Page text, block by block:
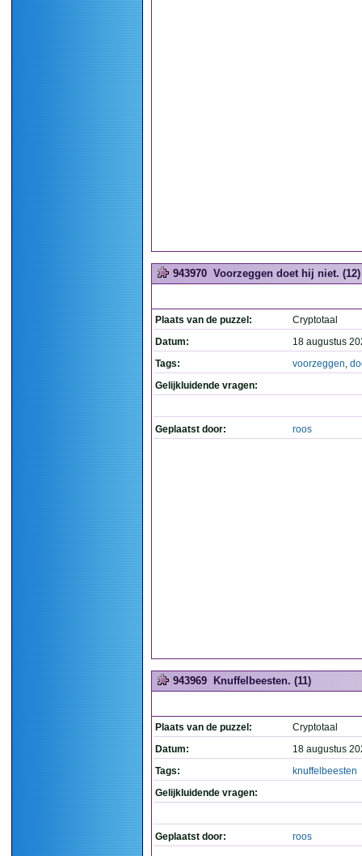
943970 Voorzeggen doet hij niet. (12)
Plaats van de puzzel:
Cryptotaal
Datum:
18 augustus
Tags:
voorzeggen,
Gelijkluidende vragen:
Geplaatst door: roos
943969 Knuffelbeesten. (11)
Plaats van de puzzel:
Cryptotaal
Datum:
18 augustus
Tags:
knuffelbeesten
Gelijkluidende vragen:
Geplaatst door: roos